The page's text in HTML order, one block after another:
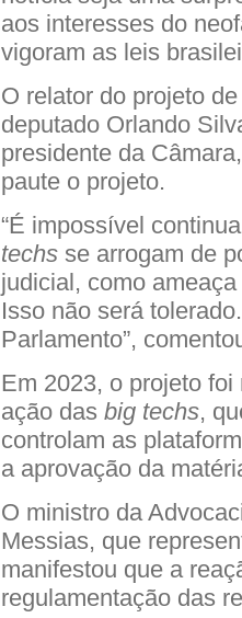
aos interesses do
vigoram as leis
O relator do projeto
deputado Orlando
presidente da
paute o projeto.
“É impossível
techs se arrogam de
judicial, como
Isso não será
Parlamento”,
Em 2023, o projeto
ação das big techs,
controlam as
a aprovação da
O ministro da
Messias, que
manifestou que a
regulamentação das